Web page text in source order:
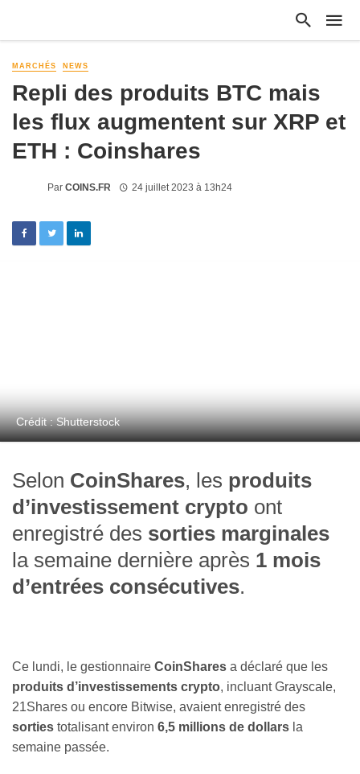
MARCHÉS NEWS
Repli des produits BTC mais
les flux augmentent sur XRP et
ETH : Coinshares
Par COINS.FR 24 juillet 2023 à 13h24
Crédit : Shutterstock
Selon CoinShares, les produits
d’investissement crypto ont
enregistré des sorties marginales
la semaine dernière après 1 mois
d’entrées consécutives.
Ce lundi, le gestionnaire CoinShares a déclaré que les
produits d’investissements crypto, incluant Grayscale,
21Shares ou encore Bitwise, avaient enregistré des
sorties totalisant environ 6,5 millions de dollars la
semaine passée.